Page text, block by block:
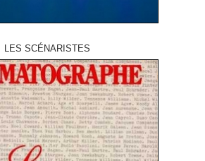
LES SCÉNARISTES